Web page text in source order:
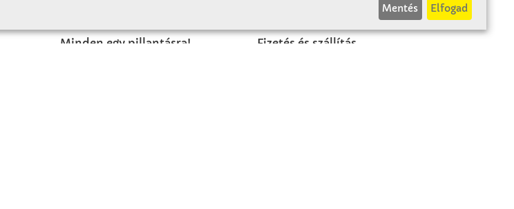
Minden egy pillantásra!
Fizetés és szállítás
Mentés Elfogad